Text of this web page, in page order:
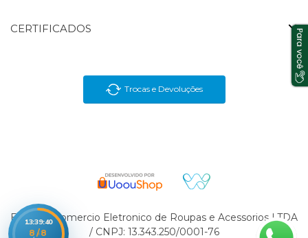
CERTIFICADOS
Trocas e Devoluções
En Brasil Comercio Eletronico de Roupas e Acessorios LTDA
/ CNPJ: 13.343.250/0001-76
13:39:40
8/8